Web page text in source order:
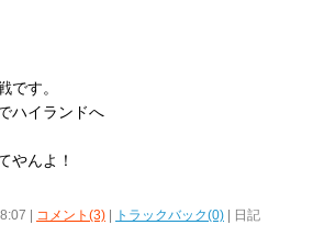
です。
ハイランドへ
やんよ！
| コメント(3) トラックバック(0) | 日記